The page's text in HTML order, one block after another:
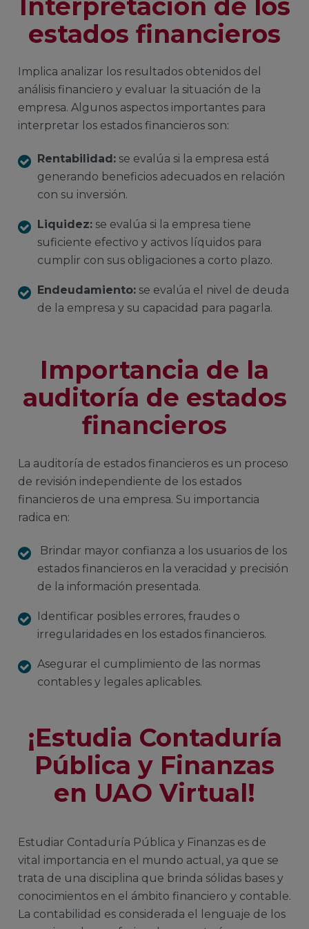
estados financieros
Implica analizar los resultados obtenidos del
análisis financiero y evaluar la situación de la
empresa. Algunos aspectos importantes para
interpretar los estados financieros son:
Rentabilidad: se evalúa si la empresa está
generando beneficios adecuados en relación
con su inversión.
Liquidez: se evalúa si la empresa tiene
suficiente efectivo y activos líquidos para
cumplir con sus obligaciones a corto plazo.
Endeudamiento: se evalúa el nivel de deuda
de la empresa y su capacidad para pagarla.
Importancia de la
auditoría de estados
financieros
La auditoría de estados financieros es un proceso
de revisión independiente de los estados
financieros de una empresa. Su importancia
radica en:
Brindar mayor confianza a los usuarios de los
estados financieros en la veracidad y precisión
de la información presentada.
Identificar posibles errores, fraudes o
irregularidades en los estados financieros.
Asegurar el cumplimiento de las normas
contables y legales aplicables.
¡Estudia Contaduría
Pública y Finanzas
en UAO Virtual!
Estudiar Contaduría Pública y Finanzas es de
vital importancia en el mundo actual, ya que se
trata de una disciplina que brinda sólidas bases y
conocimientos en el ámbito financiero y contable.
La contabilidad es considerada el lenguaje de los